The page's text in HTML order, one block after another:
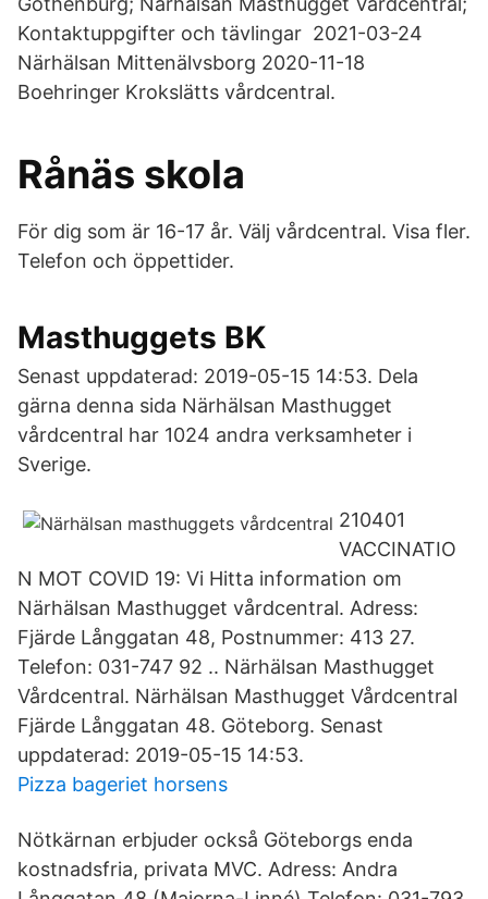
Kontaktuppgifter och tävlingar 2021-03-24
Närhälsan Mittenälvsborg 2020-11-18
Boehringer Krokslätts vårdcentral.
Rånäs skola
För dig som är 16-17 år. Välj vårdcentral. Visa fler.
Telefon och öppettider.
Masthuggets BK
Senast uppdaterad: 2019-05-15 14:53. Dela
gärna denna sida Närhälsan Masthugget
vårdcentral har 1024 andra verksamheter i
Sverige.
210401
VACCINATIO
N MOT COVID 19: Vi Hitta information om
Närhälsan Masthugget vårdcentral. Adress:
Fjärde Långgatan 48, Postnummer: 413 27.
Telefon: 031-747 92 .. Närhälsan Masthugget
Vårdcentral. Närhälsan Masthugget Vårdcentral
Fjärde Långgatan 48. Göteborg. Senast
uppdaterad: 2019-05-15 14:53.
Pizza bageriet horsens
Nötkärnan erbjuder också Göteborgs enda
kostnads­fria, privata MVC. Adress: Andra